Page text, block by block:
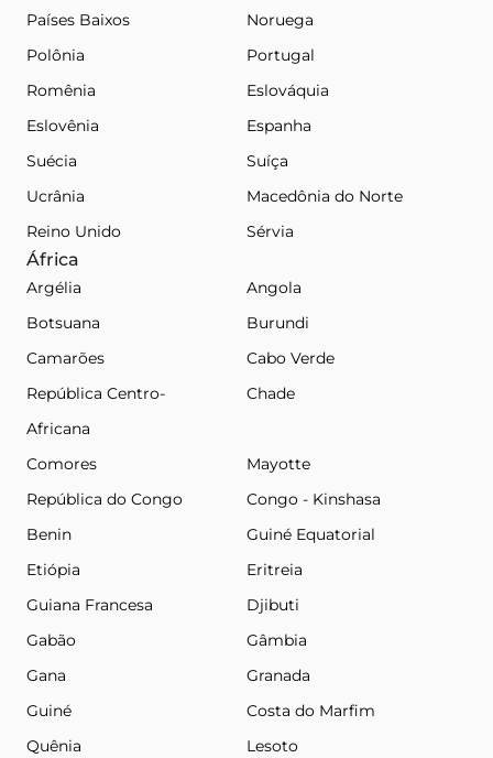
Países Baixos
Noruega
Polônia
Portugal
Romênia
Eslováquia
Eslovênia
Espanha
Suécia
Suíça
Ucrânia
Macedônia do Norte
Reino Unido
Sérvia
África
Argélia
Angola
Botsuana
Burundi
Camarões
Cabo Verde
República Centro-
Africana
Chade
Comores
Mayotte
República do Congo
Congo - Kinshasa
Benin
Guiné Equatorial
Etiópia
Eritreia
Guiana Francesa
Djibuti
Gabão
Gâmbia
Gana
Granada
Guiné
Costa do Marfim
Quênia
Lesoto